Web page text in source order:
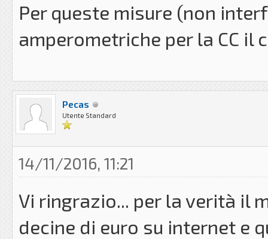
Per queste misure (non
amperometriche per la CC il
Pecas
Utente Standard
14/11/2016, 11:21
Vi ringrazio... per la verità il
decine di euro su internet e